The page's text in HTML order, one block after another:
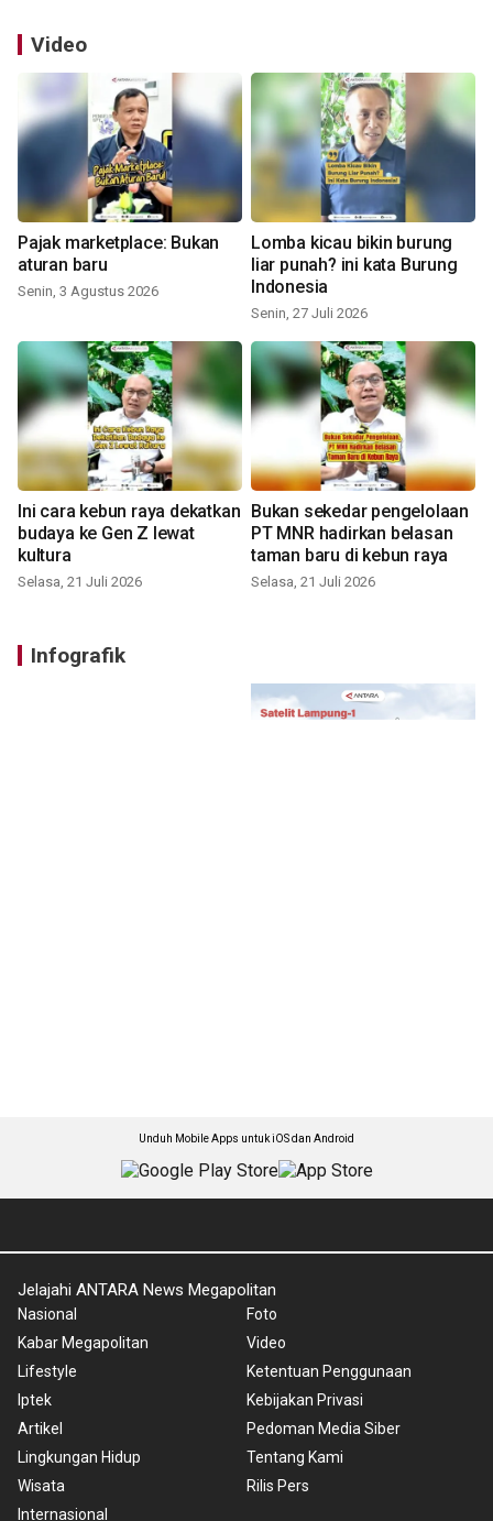
Video
Pajak marketplace: Bukan
aturan baru
Senin, 3 Agustus 2026
Lomba kicau bikin burung
liar punah? ini kata Burung
Indonesia
Senin, 27 Juli 2026
Ini cara kebun raya dekatkan
budaya ke Gen Z lewat
kultura
Selasa, 21 Juli 2026
Bukan sekedar pengelolaan
PT MNR hadirkan belasan
taman baru di kebun raya
Selasa, 21 Juli 2026
Infografik
Unduh Mobile Apps untuk iOS dan Android
Jelajahi ANTARA News Megapolitan
Nasional
Kabar Megapolitan
Lifestyle
Iptek
Artikel
Lingkungan Hidup
Wisata
Internasional
Foto
Video
Ketentuan Penggunaan
Kebijakan Privasi
Pedoman Media Siber
Tentang Kami
Rilis Pers